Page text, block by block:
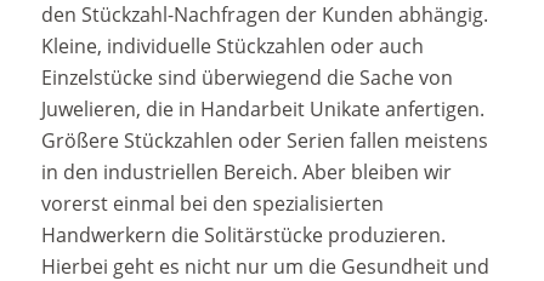
den Stückzahl-Nachfragen der Kunden abhängig.
Kleine, individuelle Stückzahlen oder auch
Einzelstücke sind überwiegend die Sache von
Juwelieren, die in Handarbeit Unikate anfertigen.
Größere Stückzahlen oder Serien fallen meistens
in den industriellen Bereich. Aber bleiben wir
vorerst einmal bei den spezialisierten
Handwerkern die Solitärstücke produzieren.
Hierbei geht es nicht nur um die Gesundheit und